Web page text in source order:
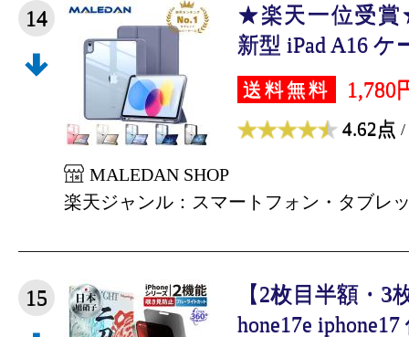
14
★楽天一位受
新型 iPad A16 ケ
送料無料 1,780
4.62点 /
MALEDAN SHOP
楽天ジャンル：スマートフォン・タブレ
15
【2枚目半額・3
hone17e iphone17